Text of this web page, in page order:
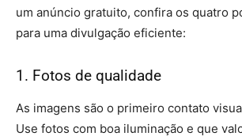
um anúncio gratuito, confira os quatro
para uma divulgação eficiente:
1. Fotos de qualidade
As imagens são o primeiro contato
Use fotos com boa iluminação e que